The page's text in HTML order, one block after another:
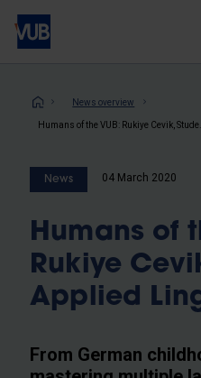
Skip
main
News overview
News 04 March 2020
Humans of
Rukiye
Applied
From German